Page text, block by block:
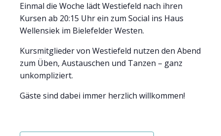
Einmal die Woche lädt Westiefeld nach ihren
Kursen ab 20:15 Uhr ein zum Social ins Haus
Wellensiek im Bielefelder Westen.
Kursmitglieder von Westiefeld nutzen den Abend
zum Üben, Austauschen und Tanzen – ganz
unkompliziert.
Gäste sind dabei immer herzlich willkommen!